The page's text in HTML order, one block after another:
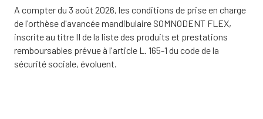
A compter du 3 août 2026, les conditions de prise en charge
de l'orthèse d'avancée mandibulaire SOMNODENT FLEX,
inscrite au titre II de la liste des produits et prestations
remboursables prévue à l'article L. 165-1 du code de la
sécurité sociale, évoluent.